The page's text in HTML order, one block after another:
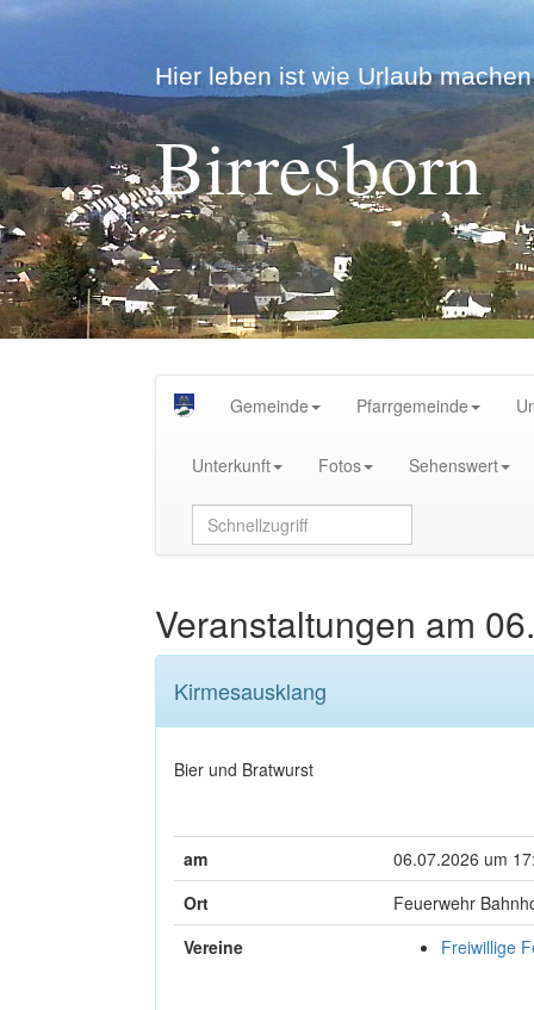
Hier leben ist wie Urlaub
Birresborn
Gemeinde Pfarrgemeinde
Unterkunft Fotos Sehenswert
Veranstaltungen am
Kirmesausklang
Bier und Bratwurst
am
06.07.2026 um
Ort
Feuerwehr
Vereine
Freiwillige